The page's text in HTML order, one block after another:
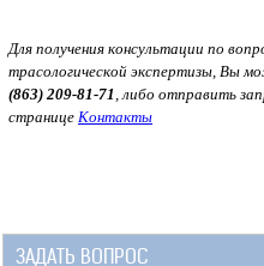
Для получения консультации по
трасологической экспертизы, Вы
(863) 209-81-71 , либо отправить
странице Контакты
ЗАДАТЬ ВОПРОС